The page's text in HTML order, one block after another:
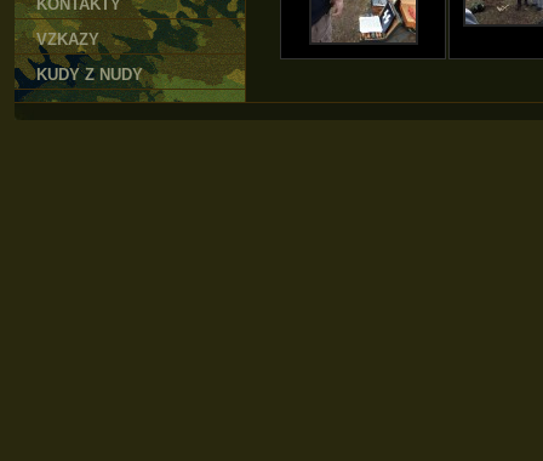
KONTAKTY
VZKAZY
KUDY Z NUDY